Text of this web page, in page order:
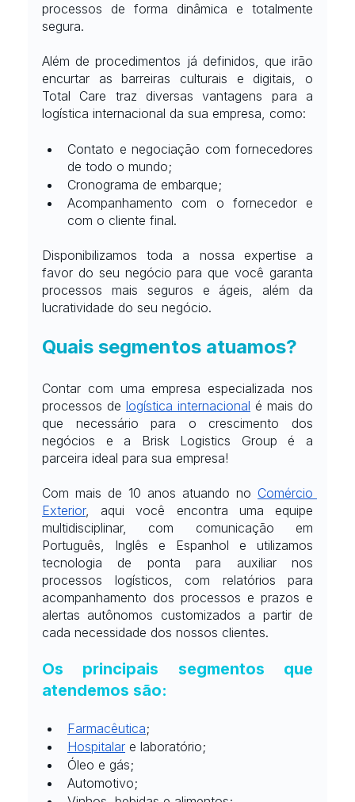
processos de forma dinâmica e totalmente
segura.
Além de procedimentos já definidos, que irão
encurtar as barreiras culturais e digitais, o
Total Care traz diversas vantagens para a
logística internacional da sua empresa, como:
Contato e negociação com fornecedores
de todo o mundo;
Cronograma de embarque;
Acompanhamento com o fornecedor e
com o cliente final.
Disponibilizamos toda a nossa expertise a
favor do seu negócio para que você garanta
processos mais seguros e ágeis, além da
lucratividade do seu negócio.
Quais segmentos atuamos?
Contar com uma empresa especializada nos
processos de logística internacional é mais do
que necessário para o crescimento dos
negócios e a Brisk Logistics Group é a
parceira ideal para sua empresa!
Com mais de 10 anos atuando no Comércio
Exterior, aqui você encontra uma equipe
multidisciplinar, com comunicação em
Português, Inglês e Espanhol e utilizamos
tecnologia de ponta para auxiliar nos
processos logísticos, com relatórios para
acompanhamento dos processos e prazos e
alertas autônomos customizados a partir de
cada necessidade dos nossos clientes.
Os principais segmentos que
atendemos são:
Farmacêutica;
Hospitalar e laboratório;
Óleo e gás;
Automotivo;